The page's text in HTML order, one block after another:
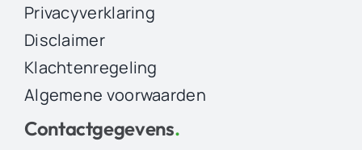
Privacyverklaring
Disclaimer
Klachtenregeling
Algemene voorwaarden
Contactgegevens.